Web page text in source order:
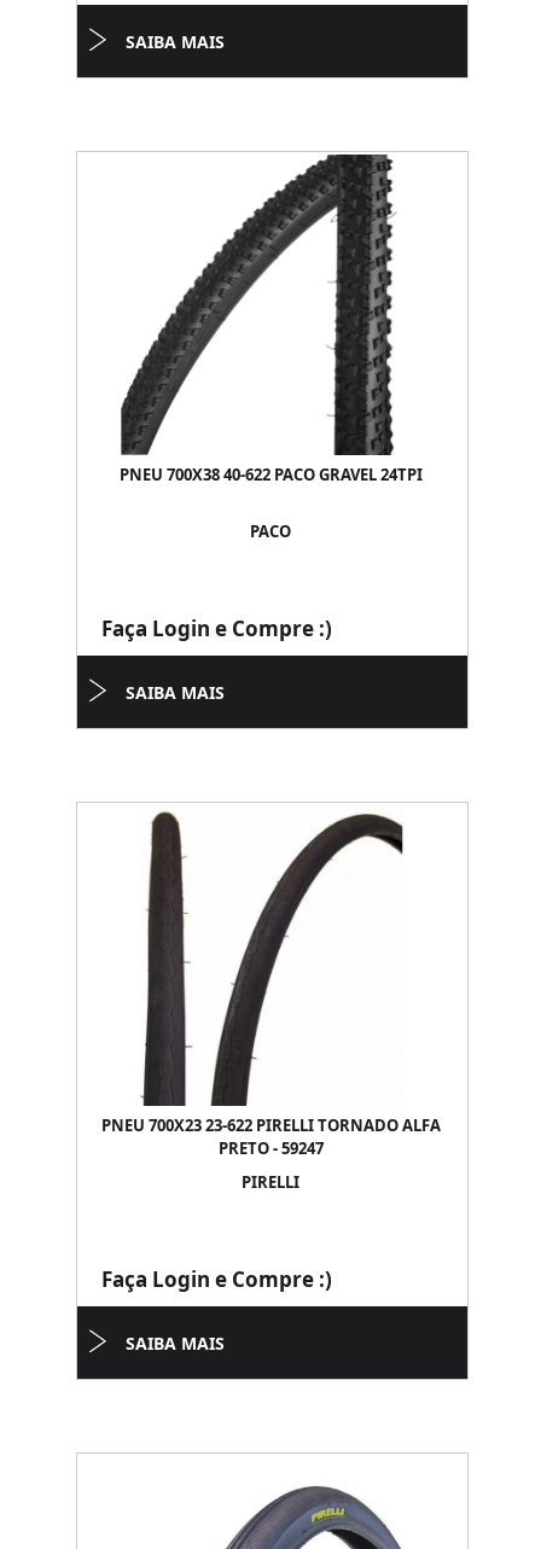
SAIBA MAIS
PNEU 700X38 40-622 PACO GRAVEL 24TPI
PACO
Faça Login e Compre :)
SAIBA MAIS
PNEU 700X23 23-622 PIRELLI TORNADO ALFA
PRETO - 59247
PIRELLI
Faça Login e Compre :)
SAIBA MAIS